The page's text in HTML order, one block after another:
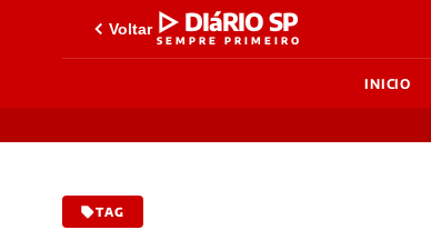
Voltar ▷ DIáRIO SP
SEMPRE PRIMEIRO
INICIO
TAG